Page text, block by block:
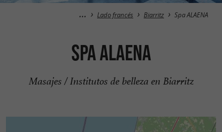
Lado francés Biarritz Spa ALAENA
Spa ALAENA
Masajes / Institutos de belleza en Biarritz